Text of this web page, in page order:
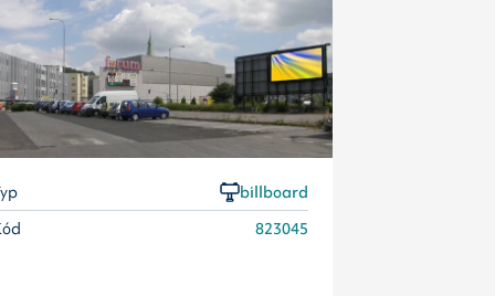
billboard
823045